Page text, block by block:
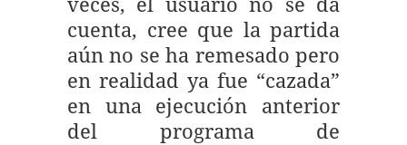
veces, el usuario no se da
cuenta, cree que la partida
aún no se ha remesado pero
en realidad ya fue “cazada”
en una ejecución anterior
del programa de